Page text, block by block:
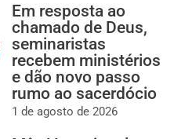
Em resposta ao
chamado de Deus,
seminaristas
recebem ministérios
e dão novo passo
rumo ao sacerdócio
1 de agosto de 2026